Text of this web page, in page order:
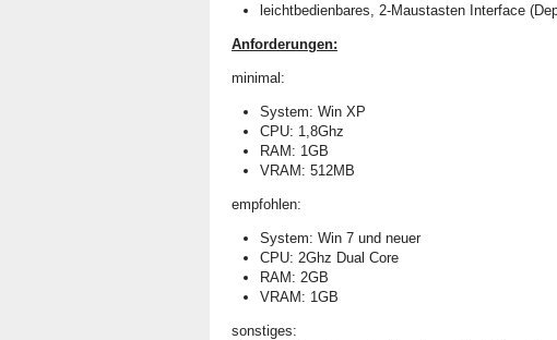
leichtbedienbares, 2-Maustasten Interface
Anforderungen:
minimal:
System: Win XP
CPU: 1,8Ghz
RAM: 1GB
VRAM: 512MB
empfohlen:
System: Win 7 und neuer
CPU: 2Ghz Dual Core
RAM: 2GB
VRAM: 1GB
sonstiges: